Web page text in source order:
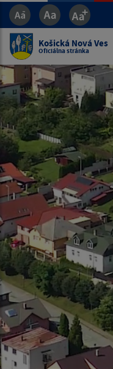
Košická Nová Ves
Oficiálna stránka